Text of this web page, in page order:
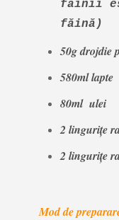
făinii
făină)
50g drojdie
580ml lapte
80ml ulei
2 linguriţe
2 linguriţe
Mod de